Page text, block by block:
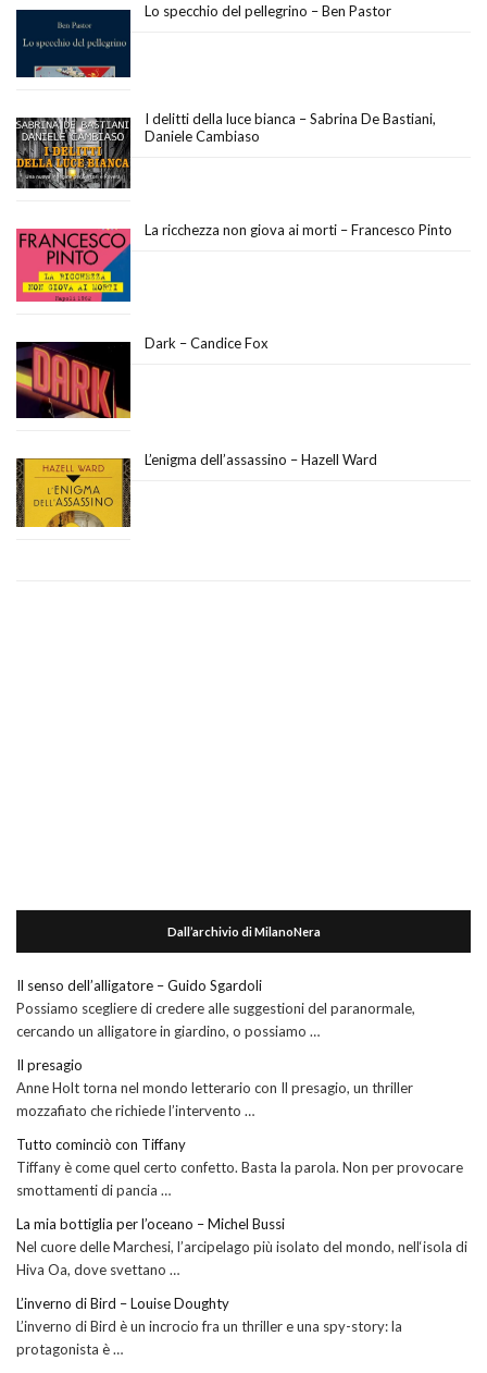
Lo specchio del pellegrino – Ben Pastor
I delitti della luce bianca – Sabrina De Bastiani,
Daniele Cambiaso
La ricchezza non giova ai morti – Francesco Pinto
Dark – Candice Fox
L’enigma dell’assassino – Hazell Ward
Dall’archivio di MilanoNera
Il senso dell’alligatore – Guido Sgardoli
Possiamo scegliere di credere alle suggestioni del paranormale,
cercando un alligatore in giardino, o possiamo …
Il presagio
Anne Holt torna nel mondo letterario con Il presagio, un thriller
mozzafiato che richiede l’intervento …
Tutto cominciò con Tiffany
Tiffany è come quel certo confetto. Basta la parola. Non per provocare
smottamenti di pancia …
La mia bottiglia per l’oceano – Michel Bussi
Nel cuore delle Marchesi, l’arcipelago più isolato del mondo, nell‘isola di
Hiva Oa, dove svettano …
L’inverno di Bird – Louise Doughty
L’inverno di Bird è un incrocio fra un thriller e una spy-story: la
protagonista è …